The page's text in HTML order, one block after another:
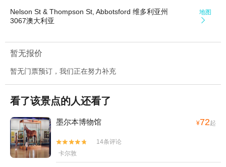
Nelson St & Thompson St, Abbotsford 维多利亚州
3067澳大利亚
地图

暂无报价
暂无门票预订，我们正在努力补充
看了该景点的人还看了
墨尔本博物馆 ¥72起


14条评论
卡尔敦